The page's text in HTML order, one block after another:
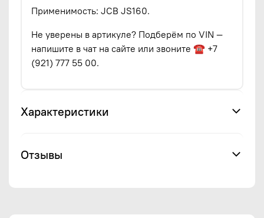
Применимость: JCB JS160.
Не уверены в артикуле? Подберём по VIN —
напишите в чат на сайте или звоните ☎ +7
(921) 777 55 00.
Характеристики
Отзывы